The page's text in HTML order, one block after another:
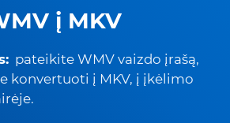
į MKV
pateikite WMV vaizdo įrašą,
konvertuoti į MKV, į įkėlimo